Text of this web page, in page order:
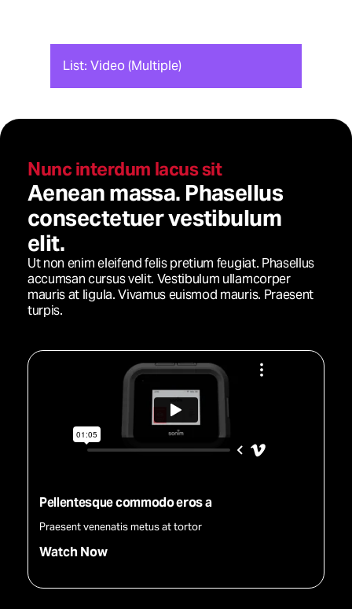
List: Video (Multiple)
Nunc interdum lacus sit
Aenean massa. Phasellus
consectetuer vestibulum
elit.
Ut non enim eleifend felis pretium feugiat. Phasellus
accumsan cursus velit. Vestibulum ullamcorper
mauris at ligula. Vivamus euismod mauris. Praesent
turpis.
Pellentesque commodo eros a
Praesent venenatis metus at tortor
Watch Now